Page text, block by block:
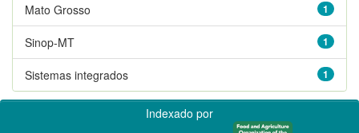
1
Mato Grosso
1
Sinop-MT
1
Sistemas integrados
Indexado por